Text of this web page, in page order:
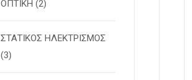
ΟΠΤΙΚΗ (2)
ΣΤΑΤΙΚΟΣ ΗΛΕΚΤΡΙΣΜΟΣ
(3)